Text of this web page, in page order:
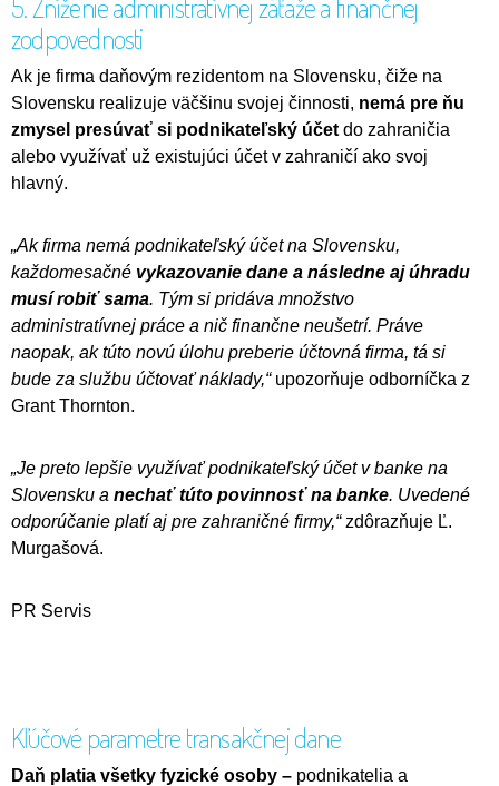
zodpovednosti
Ak je firma daňovým rezidentom na Slovensku, čiže na
Slovensku realizuje väčšinu svojej činnosti, nemá pre ňu
zmysel presúvať si podnikateľský účet do zahraničia
alebo využívať už existujúci účet v zahraničí ako svoj
hlavný.
„Ak firma nemá podnikateľský účet na Slovensku,
každomesačné vykazovanie dane a následne aj úhradu
musí robiť sama. Tým si pridáva množstvo
administratívnej práce a nič finančne neušetrí. Práve
naopak, ak túto novú úlohu preberie účtovná firma, tá si
bude za službu účtovať náklady,“ upozorňuje odborníčka z
Grant Thornton.
„Je preto lepšie využívať podnikateľský účet v banke na
Slovensku a nechať túto povinnosť na banke. Uvedené
odporúčanie platí aj pre zahraničné firmy,“zdôrazňuje Ľ.
Murgašová.
PR Servis
Kľúčové parametre transakčnej dane
Daň platia všetky fyzické osoby – podnikatelia a